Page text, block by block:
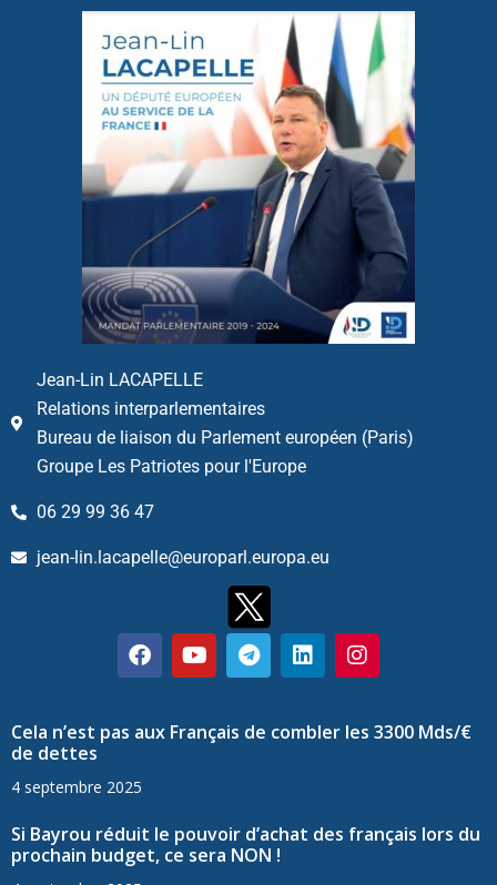
Jean-Lin LACAPELLE
Relations interparlementaires
Bureau de liaison du Parlement européen (Paris)
Groupe Les Patriotes pour l'Europe
06 29 99 36 47
jean-lin.lacapelle@europarl.europa.eu
Cela n’est pas aux Français de combler les 3300 Mds/€
de dettes
4 septembre 2025
Si Bayrou réduit le pouvoir d’achat des français lors du
prochain budget, ce sera NON !